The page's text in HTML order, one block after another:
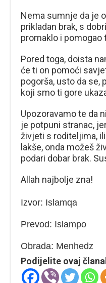
Nema sumnje da je
prikladan brak, s
promaklo i pomogao
Pored toga, doista
će ti on pomoći
pogorša, usto da se,
koji smo ti gore
Upozoravamo te da
je potpuni stranac,
živjeti s roditeljima,
lakše, onda možeš
podari dobar brak.
Allah najbolje zna!
Izvor: Islamqa
Prevod: Islampo
Obrada: Menhedz
Podijelite ovaj